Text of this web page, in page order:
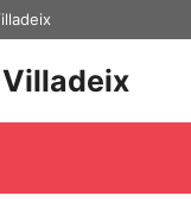
Villadeix